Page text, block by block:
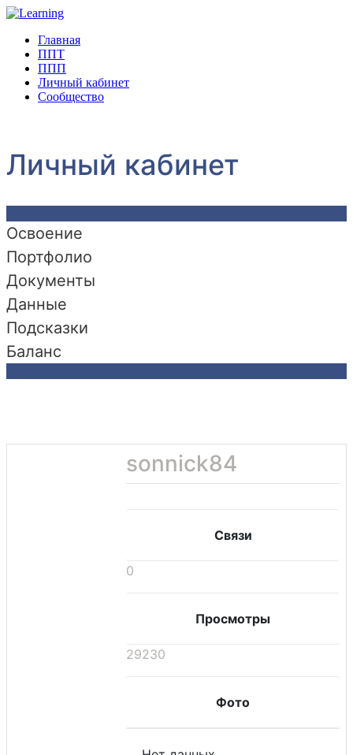
Главная
ППТ
ППП
Личный кабинет
Сообщество
Личный кабинет
Освоение
Портфолио
Документы
Данные
Подсказки
Баланс
sonnick84
Связи
0
Просмотры
29230
Фото